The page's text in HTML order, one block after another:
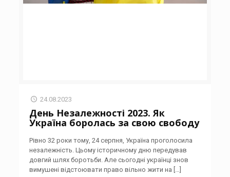
24.08.2023
День Незалежності 2023. Як
Україна боролась за свою свободу
Рівно 32 роки тому, 24 серпня, Україна проголосила
незалежність. Цьому історичному дню передував
довгий шлях боротьби. Але сьогодні українці знов
вимушені відстоювати право вільно жити на […]